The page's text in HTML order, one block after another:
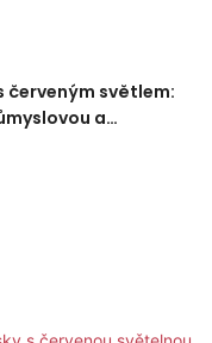
červeným světlem:
a